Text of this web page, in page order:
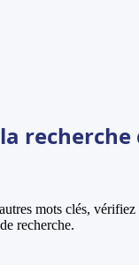
mots clés,
recherche.